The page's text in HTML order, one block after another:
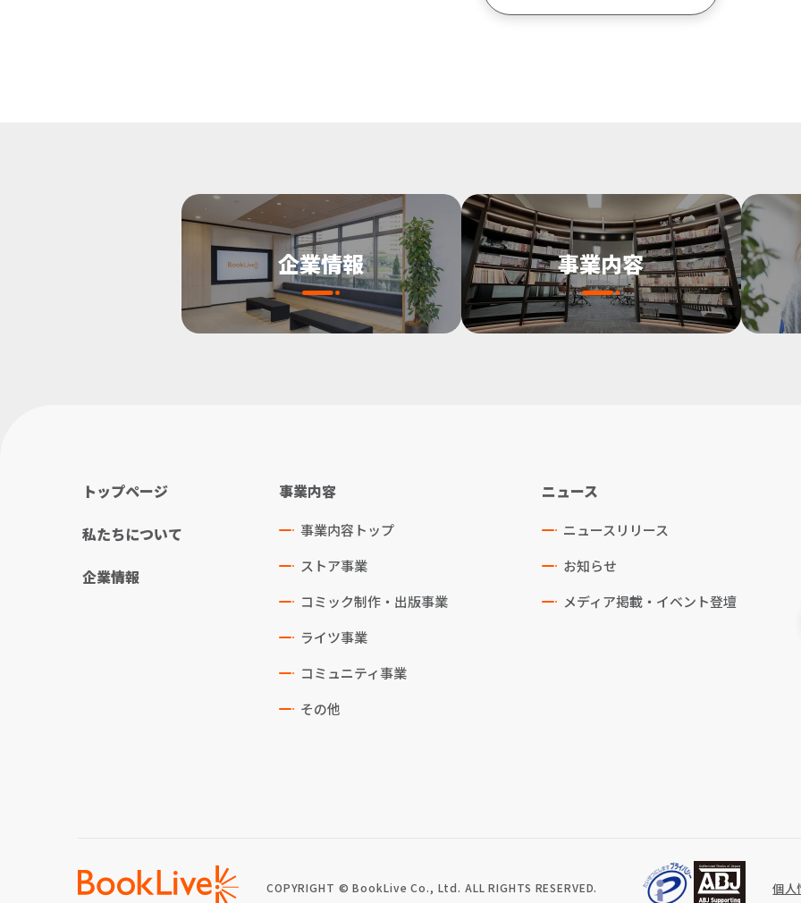
企業情報 事業内容
トップページ
私たちについて
企業情報
事業内容
事業内容トップ
ストア事業
コミック制作・出版事業
ライツ事業
コミュニティ事業
その他
ニュース
ニュースリリース
お知らせ
メディア掲載・イベント登壇
COPYRIGHT © BookLive Co., Ltd. ALL RIGHTS RESERVED. 個人